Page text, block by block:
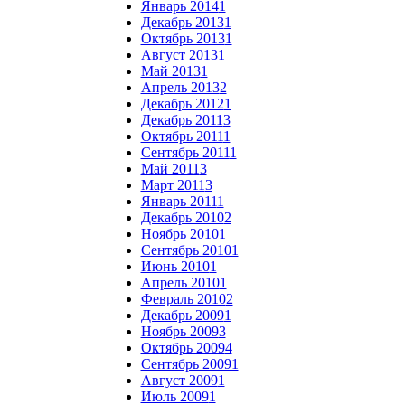
Январь 20141
Декабрь 20131
Октябрь 20131
Август 20131
Май 20131
Апрель 20132
Декабрь 20121
Декабрь 20113
Октябрь 20111
Сентябрь 20111
Май 20113
Март 20113
Январь 20111
Декабрь 20102
Ноябрь 20101
Сентябрь 20101
Июнь 20101
Апрель 20101
Февраль 20102
Декабрь 20091
Ноябрь 20093
Октябрь 20094
Сентябрь 20091
Август 20091
Июль 20091